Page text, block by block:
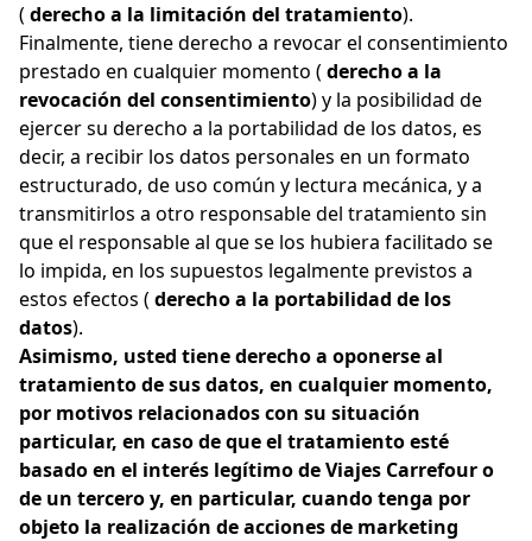
( derecho a la limitación del tratamiento).
Finalmente, tiene derecho a revocar el consentimiento
prestado en cualquier momento ( derecho a la
revocación del consentimiento) y la posibilidad de
ejercer su derecho a la portabilidad de los datos, es
decir, a recibir los datos personales en un formato
estructurado, de uso común y lectura mecánica, y a
transmitirlos a otro responsable del tratamiento sin
que el responsable al que se los hubiera facilitado se
lo impida, en los supuestos legalmente previstos a
estos efectos ( derecho a la portabilidad de los
datos).
Asimismo, usted tiene derecho a oponerse al
tratamiento de sus datos, en cualquier momento,
por motivos relacionados con su situación
particular, en caso de que el tratamiento esté
basado en el interés legítimo de Viajes Carrefour o
de un tercero y, en particular, cuando tenga por
objeto la realización de acciones de marketing